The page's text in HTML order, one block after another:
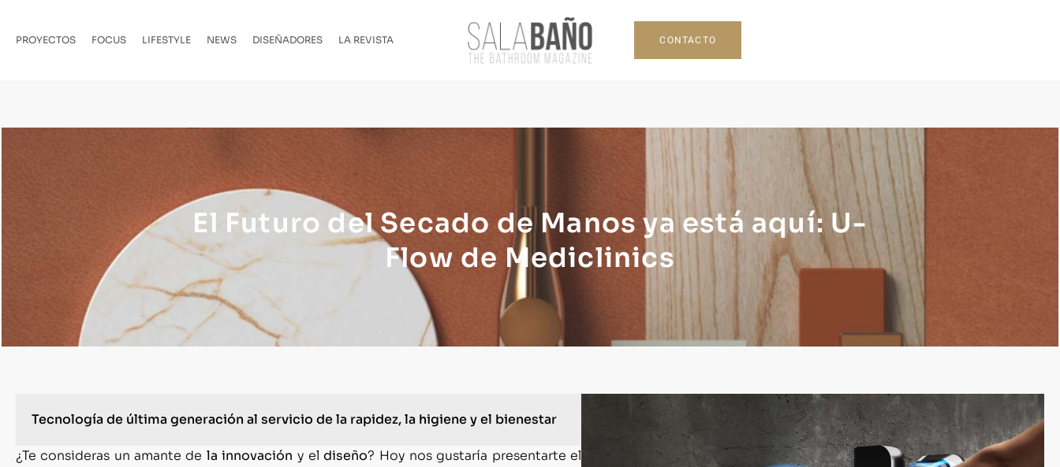
PROYECTOS FOCUS LIFESTYLE NEWS DISEÑADORES LA REVISTA CONTACTO
El Futuro del Secado de Manos ya está aquí: U-
Flow de Mediclinics
Tecnología de última generación al servicio de la rapidez, la higiene y el bienestar
¿Te consideras un amante de la innovación y eldiseño? Hoy nos gustaría presentarte el